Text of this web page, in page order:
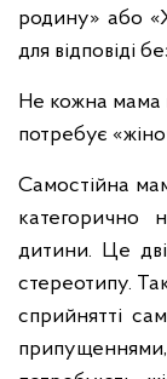
родину» або
для відповіді
Не кожна мама
потребує
Самостійна
категорично
дитини. Це
стереотипу.
сприйнятті